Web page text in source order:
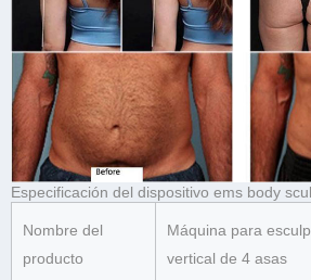
Especificación del dispositivo ems body
Nombre del
producto
Máquina para
vertical de 4 asas